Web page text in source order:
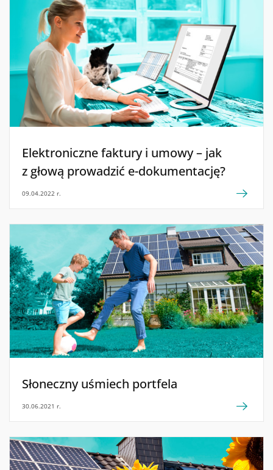
Elektroniczne faktury i umowy – jak
z głową prowadzić e-dokumentację?
09.04.2022 r.
Słoneczny uśmiech portfela
30.06.2021 r.